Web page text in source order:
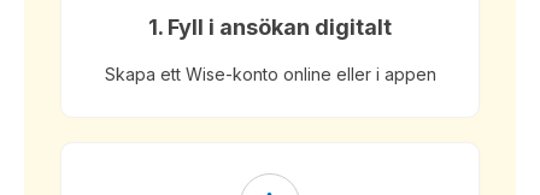
1. Fyll i ansökan digitalt
Skapa ett Wise-konto online eller i appen